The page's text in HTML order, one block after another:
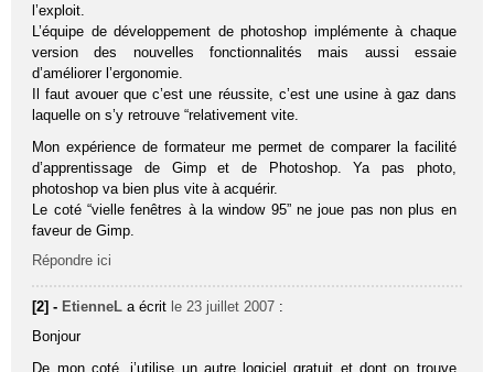
l’exploit.
L’équipe de développement de photoshop implémente à chaque
version des nouvelles fonctionnalités mais aussi essaie
d’améliorer l’ergonomie.
Il faut avouer que c’est une réussite, c’est une usine à gaz dans
laquelle on s’y retrouve “relativement vite.
Mon expérience de formateur me permet de comparer la facilité
d’apprentissage de Gimp et de Photoshop. Ya pas photo,
photoshop va bien plus vite à acquérir.
Le coté “vielle fenêtres à la window 95” ne joue pas non plus en
faveur de Gimp.
Répondre ici
[2] - EtienneL a écrit le 23 juillet 2007 :
Bonjour
De mon coté, j’utilise un autre logiciel gratuit et dont on trouve